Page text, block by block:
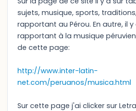
sujets, musique, sports,
rapportant au Pérou. En autre, il
rapportant à la musique
de cette page:
http://www.inter-latin-
net.com/peruanos/musica.html
Sur cette page j'ai clicker sur